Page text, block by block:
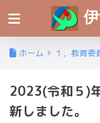
伊
ホーム １，教育委
2023(令和５)
新しました。